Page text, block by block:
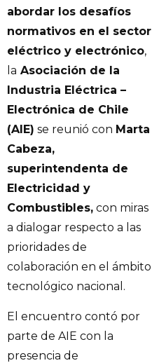
abordar los desafíos
normativos en el sector
eléctrico y electrónico,
la Asociación de la
Industria Eléctrica –
Electrónica de Chile
(AIE) se reunió con Marta
Cabeza,
superintendenta de
Electricidad y
Combustibles, con miras
a dialogar respecto a las
prioridades de
colaboración en el ámbito
tecnológico nacional.
El encuentro contó por
parte de AIE con la
presencia de